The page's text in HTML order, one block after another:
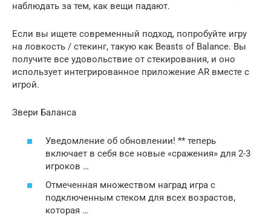
наблюдать за тем, как вещи падают.
Если вы ищете современный подход, попробуйте игру
на ловкость / стекинг, такую ​​как Beasts of Balance. Вы
получите все удовольствие от стекирования, и оно
использует интегрированное приложение AR вместе с
игрой.
Звери Баланса
Уведомление об обновлении! ** теперь
включает в себя все новые «сражения» для 2-3
игроков …
Отмеченная множеством наград игра с
подключенным стеком для всех возрастов,
которая …